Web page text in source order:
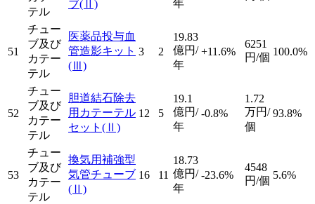
テル
ブ(Ⅱ) 年
51
チュー
ブ及び
カテー
テル
医薬品投与血
管造影キット
(Ⅲ)
3 2
19.83
億円/
年
+11.6%
6251
円/個 100.0%
52
チュー
ブ及び
カテー
テル
胆道結石除去
用カテーテル
セット (Ⅱ)
12 5
19.1
億円/
年
-0.8%
1.72
万円/
個
93.8%
53
チュー
ブ及び
カテー
テル
換気用補強型
気管チューブ
(Ⅱ)
16 11
18.73
億円/
年
-23.6%
4548
円/個 5.6%